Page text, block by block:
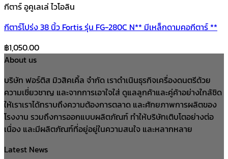
กีตาร์ อูคูเลเล่ ไวโอลิน
กีตาร์โปร่ง 38 นิ้ว Fortis รุ่น FG-280C N** มีเหล็กดามคอกีตาร์ **
฿1,050.00
About us
บริษัท ฟอร์ติส มิวสิคเคิ้ล จำกัด เราดำเนินธุรกิจเครื่องดนตรีด้วย
ความเชี่ยวชาญ และจากการเอาใจใส่ ดูแลลูกค้าและคู่ค้าอย่างใกล้ชิด
ให้เราเราได้ทราบถึงความต้องการตลาด และศักยภาพการผลิตของ
โรงงาน รวมถึงการออกแบบผลิตภัณฑ์ ทำให้บริษัทเติบโตอย่างต่อ
เนื่อง และมีผลิตภัณฑ์ที่อยู่อยู่ในความสนใจ และหลากหลาย
Latest News